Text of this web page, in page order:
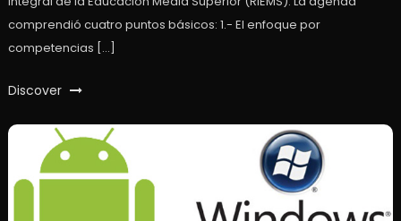
comprendió cuatro puntos básicos: 1.- El enfoque por
competencias […]
Discover